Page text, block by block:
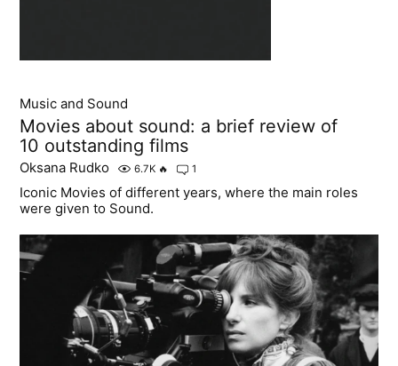
Music and Sound
Movies about sound: a brief review of
10 outstanding films
Oksana Rudko 6.7K 🔥 1
Iconic Movies of different years, where the main roles
were given to Sound.